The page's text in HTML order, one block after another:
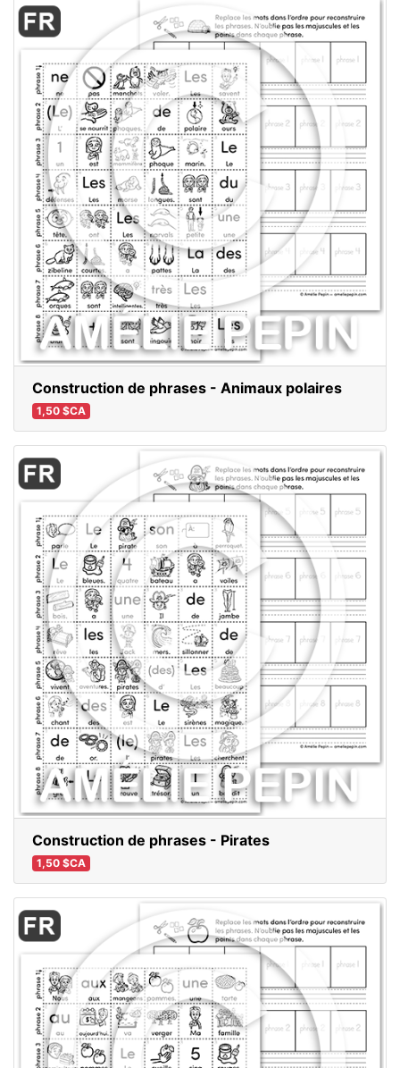
Construction de phrases - Animaux polaires
1,50 $CA
Construction de phrases - Pirates
1,50 $CA